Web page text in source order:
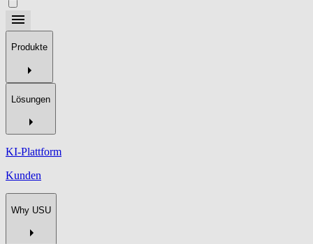
Produkte
Lösungen
KI-Plattform
Kunden
Why USU